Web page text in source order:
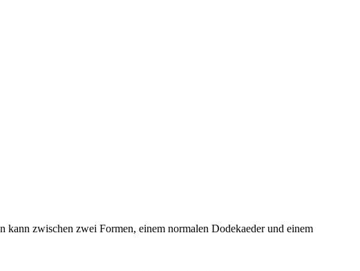
zwischen zwei Formen, einem normalen Dodekaeder und einem